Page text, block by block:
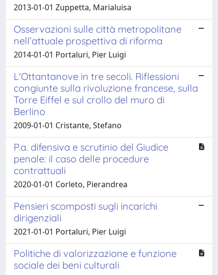
2013-01-01 Zuppetta, Marialuisa
Osservazioni sulle città metropolitane
nell’attuale prospettiva di riforma
2014-01-01 Portaluri, Pier Luigi
L'Ottantanove in tre secoli. Riflessioni
congiunte sulla rivoluzione francese, sulla
Torre Eiffel e sul crollo del muro di
Berlino
2009-01-01 Cristante, Stefano
P.a. difensiva e scrutinio del Giudice
penale: il caso delle procedure
contrattuali
2020-01-01 Corleto, Pierandrea
Pensieri scomposti sugli incarichi
dirigenziali
2021-01-01 Portaluri, Pier Luigi
Politiche di valorizzazione e funzione
sociale dei beni culturali